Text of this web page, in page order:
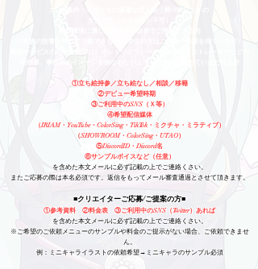
①立ち絵持参／立ち絵なし／相談／移籍
②デビュー希望時期
③ご利用中のSNS（Ｘ等）
④希望配信媒体
（IRIAM・YouTube・ColorSing・TikTok・ミクチャ・ミラティブ）
​（SHOWROOM・ColorSing・UTAO）
⑤DiscordID・Discord名
⑥サンプルボイスなど（任意）
を含めた本文メールに必ず記載の上でご連絡くさい。
またご応募の際は本名必須です。返信をもってメール審査通過とさせて頂きます。
■クリエイターご応募/ご提案の方■
①参考資料 ②料金表 ③ご利用中のSNS（Twitter）あれば
を含めた本文メールに必ず記載の上でご連絡くさい。
※ご希望のご依頼メニューのサンプルや料金のご提示がない場合、ご依頼できませ
ん。
例：ミニキャライラストの依頼希望→ミニキャラのサンプル必須